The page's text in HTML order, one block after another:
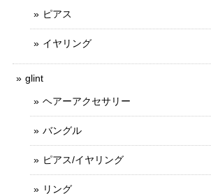
ピアス
イヤリング
glint
ヘアーアクセサリー
バングル
ピアス/イヤリング
リング